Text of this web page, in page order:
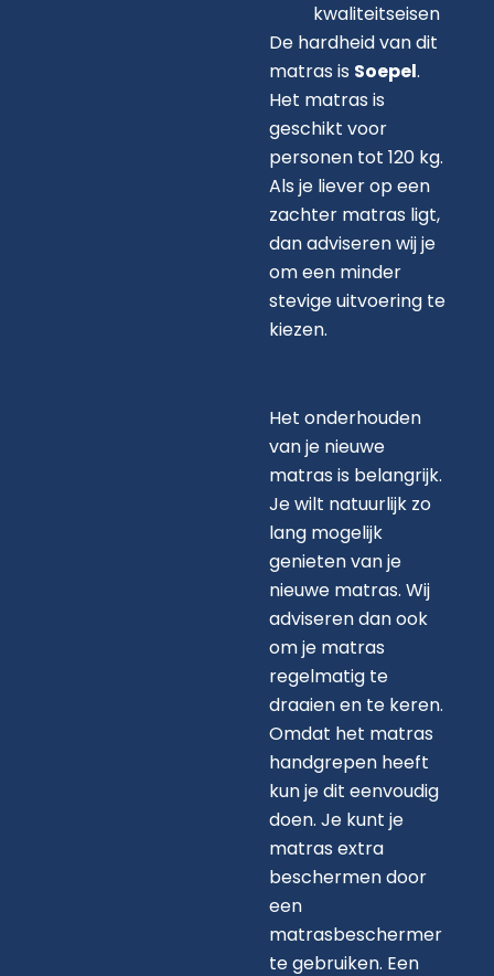
kwaliteitseisen
De hardheid van dit
matras is Soepel.
Het matras is
geschikt voor
personen tot 120 kg.
Als je liever op een
zachter matras ligt,
dan adviseren wij je
om een minder
stevige uitvoering te
kiezen.
Het onderhouden
van je nieuwe
matras is belangrijk.
Je wilt natuurlijk zo
lang mogelijk
genieten van je
nieuwe matras. Wij
adviseren dan ook
om je matras
regelmatig te
draaien en te keren.
Omdat het matras
handgrepen heeft
kun je dit eenvoudig
doen. Je kunt je
matras extra
beschermen door
een
matrasbeschermer
te gebruiken. Een